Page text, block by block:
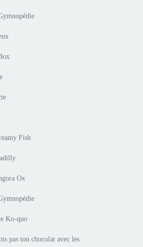
Fish
Ox
Ko-quo
pas ton chocolat avec les